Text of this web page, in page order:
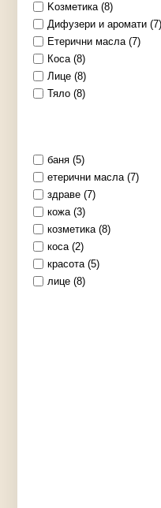
Kозметика (8)
Дифузери и аромати (7)
Етерични масла (7)
Коса (8)
Лице (8)
Тяло (8)
баня (5)
етерични масла (7)
здраве (7)
кожа (3)
козметика (8)
коса (2)
красота (5)
лице (8)